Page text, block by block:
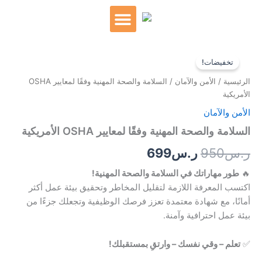
تخفيضات!
الرئيسية / الأمن والآمان
/ السلامة والصحة المهنية وفقًا لمعايير OSHA
الأمريكية
الأمن والآمان
السلامة والصحة المهنية وفقًا لمعايير OSHA الأمريكية
ر.س950
الأصلي
ر.س699
الحالي
🔥 طور مهاراتك في السلامة والصحة المهنية!
اكتسب المعرفة اللازمة لتقليل المخاطر وتحقيق بيئة عمل أكثر
أمانًا، مع شهادة معتمدة تعزز فرصك الوظيفية وتجعلك جزءًا من
بيئة عمل احترافية وآمنة.
✅تعلم – وقي نفسك – وارتقِ بمستقبلك!
السلامة
والصحة
المهنية
وفقًا
لمعايير
OSHA
الأمريكية